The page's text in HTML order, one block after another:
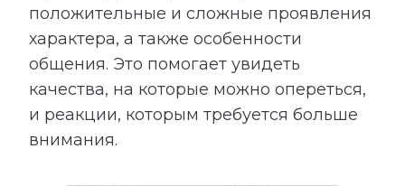
положительные и сложные проявления
характера, а также особенности
общения. Это помогает увидеть
качества, на которые можно опереться,
и реакции, которым требуется больше
внимания.